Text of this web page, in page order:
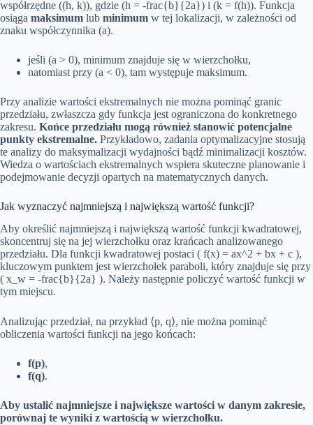
współrzędne ((h, k)), gdzie (h = -frac{b}{2a}) i (k = f(h)). Funkcja
osiąga maksimum lub minimum w tej lokalizacji, w zależności od
znaku współczynnika (a).
jeśli (a > 0), minimum znajduje się w wierzchołku,
natomiast przy (a < 0), tam występuje maksimum.
Przy analizie wartości ekstremalnych nie można pominąć granic
przedziału, zwłaszcza gdy funkcja jest ograniczona do konkretnego
zakresu. Końce przedziału mogą również stanowić potencjalne
punkty ekstremalne. Przykładowo, zadania optymalizacyjne stosują
te analizy do maksymalizacji wydajności bądź minimalizacji kosztów.
Wiedza o wartościach ekstremalnych wspiera skuteczne planowanie i
podejmowanie decyzji opartych na matematycznych danych.
Jak wyznaczyć najmniejszą i największą wartość funkcji?
Aby określić najmniejszą i największą wartość funkcji kwadratowej,
skoncentruj się na jej wierzchołku oraz krańcach analizowanego
przedziału. Dla funkcji kwadratowej postaci ( f(x) = ax^2 + bx + c ),
kluczowym punktem jest wierzchołek paraboli, który znajduje się przy
( x_w = -frac{b}{2a} ). Należy następnie policzyć wartość funkcji w
tym miejscu.
Analizując przedział, na przykład ⟨p, q⟩, nie można pominąć
obliczenia wartości funkcji na jego końcach:
f(p),
f(q).
Aby ustalić najmniejsze i największe wartości w danym zakresie,
porównaj te wyniki z wartością w wierzchołku.